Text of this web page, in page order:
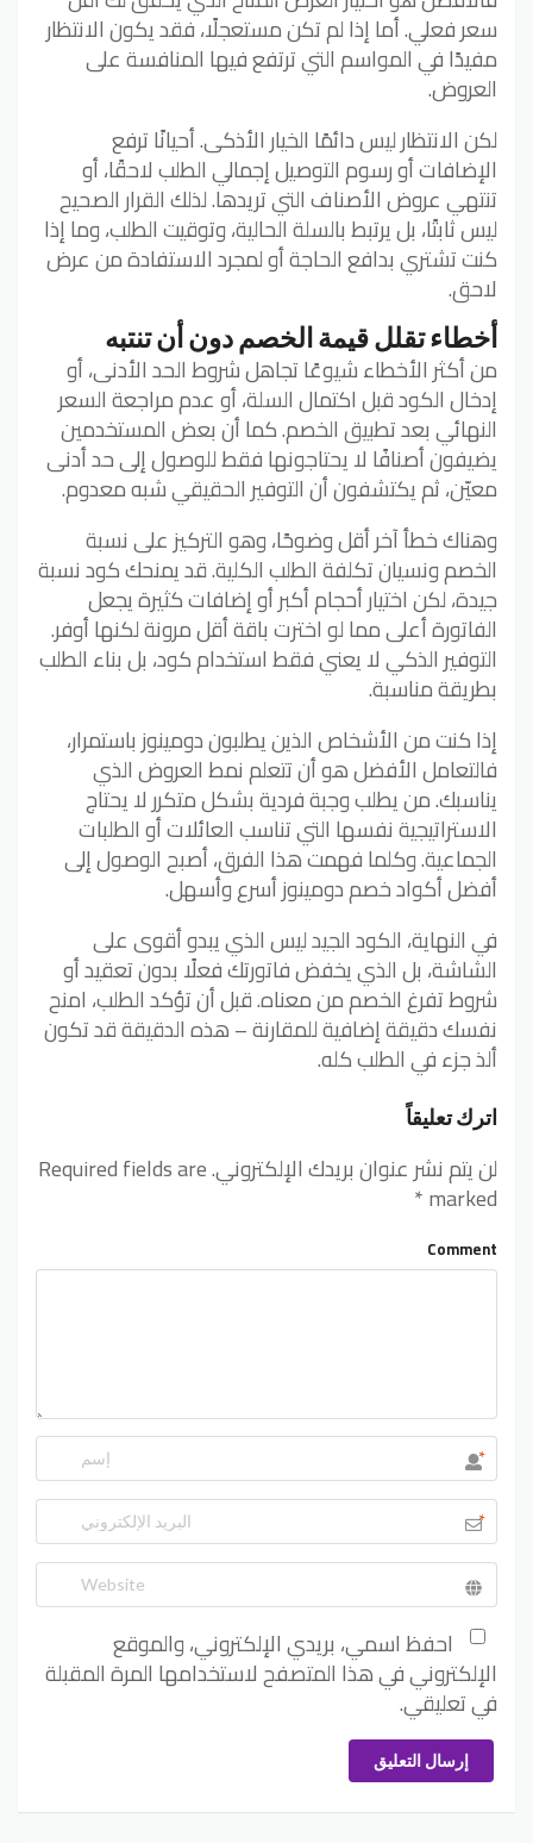
سعر فعلي. أما إذا لم تكن مستعجلًا، فقد يكون الانتظار
مفيدًا في المواسم التي ترتفع فيها المنافسة على
العروض.
لكن الانتظار ليس دائمًا الخيار الأذكى. أحيانًا ترفع
الإضافات أو رسوم التوصيل إجمالي الطلب لاحقًا، أو
تنتهي عروض الأصناف التي تريدها. لذلك القرار الصحيح
ليس ثابتًا، بل يرتبط بالسلة الحالية، وتوقيت الطلب، وما إذا
كنت تشتري بدافع الحاجة أو لمجرد الاستفادة من عرض
لاحق.
أخطاء تقلل قيمة الخصم دون أن تنتبه
من أكثر الأخطاء شيوعًا تجاهل شروط الحد الأدنى، أو
إدخال الكود قبل اكتمال السلة، أو عدم مراجعة السعر
النهائي بعد تطبيق الخصم. كما أن بعض المستخدمين
يضيفون أصنافًا لا يحتاجونها فقط للوصول إلى حد أدنى
معيّن، ثم يكتشفون أن التوفير الحقيقي شبه معدوم.
وهناك خطأ آخر أقل وضوحًا، وهو التركيز على نسبة
الخصم ونسيان تكلفة الطلب الكلية. قد يمنحك كود نسبة
جيدة، لكن اختيار أحجام أكبر أو إضافات كثيرة يجعل
الفاتورة أعلى مما لو اخترت باقة أقل مرونة لكنها أوفر.
التوفير الذكي لا يعني فقط استخدام كود، بل بناء الطلب
بطريقة مناسبة.
إذا كنت من الأشخاص الذين يطلبون دومينوز باستمرار،
فالتعامل الأفضل هو أن تتعلم نمط العروض الذي
يناسبك. من يطلب وجبة فردية بشكل متكرر لا يحتاج
الاستراتيجية نفسها التي تناسب العائلات أو الطلبات
الجماعية. وكلما فهمت هذا الفرق، أصبح الوصول إلى
أفضل أكواد خصم دومينوز أسرع وأسهل.
في النهاية، الكود الجيد ليس الذي يبدو أقوى على
الشاشة، بل الذي يخفض فاتورتك فعلًا بدون تعقيد أو
شروط تفرغ الخصم من معناه. قبل أن تؤكد الطلب، امنح
نفسك دقيقة إضافية للمقارنة – هذه الدقيقة قد تكون
ألذ جزء في الطلب كله.
اترك تعليقاً
لن يتم نشر عنوان بريدك الإلكتروني.Required fields are
marked
*
Comment
*
*
احفظ اسمي، بريدي الإلكتروني، والموقع
الإلكتروني في هذا المتصفح لاستخدامها المرة المقبلة
في تعليقي.
إرسال التعليق